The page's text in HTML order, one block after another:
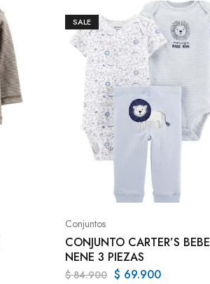
SALE
Conjuntos
CONJUNTO CARTER’S BEBE
NENE 3 PIEZAS
$84.900 $ 69.900